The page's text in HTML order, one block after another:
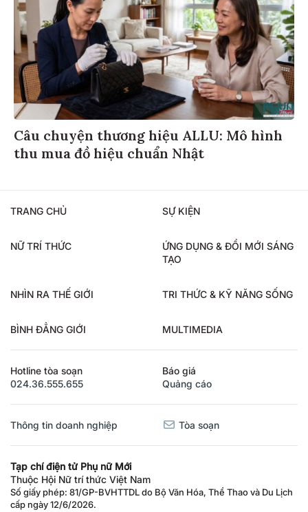
Câu chuyện thương hiệu ALLU: Mô hình
thu mua đồ hiệu chuẩn Nhật
TRANG CHỦ SỰ KIỆN
NỮ TRÍ THỨC
ỨNG DỤNG & ĐỔI MỚI SÁNG
TẠO
NHÌN RA THẾ GIỚI TRI THỨC & KỸ NĂNG SỐNG
BÌNH ĐẲNG GIỚI MULTIMEDIA
Hotline tòa soạn
024.36.555.655
Báo giá
Quảng cáo
Thông tin doanh nghiệp Tòa soạn
Tạp chí điện tử Phụ nữ Mới
Thuộc Hội Nữ trí thức Việt Nam
Số giấy phép: 81/GP-BVHTTDL do Bộ Văn Hóa, Thể Thao và Du Lịch
cấp ngày 12/6/2026.